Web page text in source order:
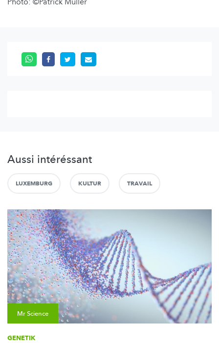
Aussi intéréssant
LUXEMBURG KULTUR TRAVAIL
Mr Science
GENETIK